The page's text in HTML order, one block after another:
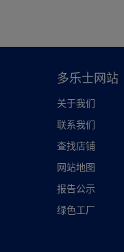
多乐士网站
关于我们
联系我们
查找店铺
网站地图
报告公示
绿色工厂